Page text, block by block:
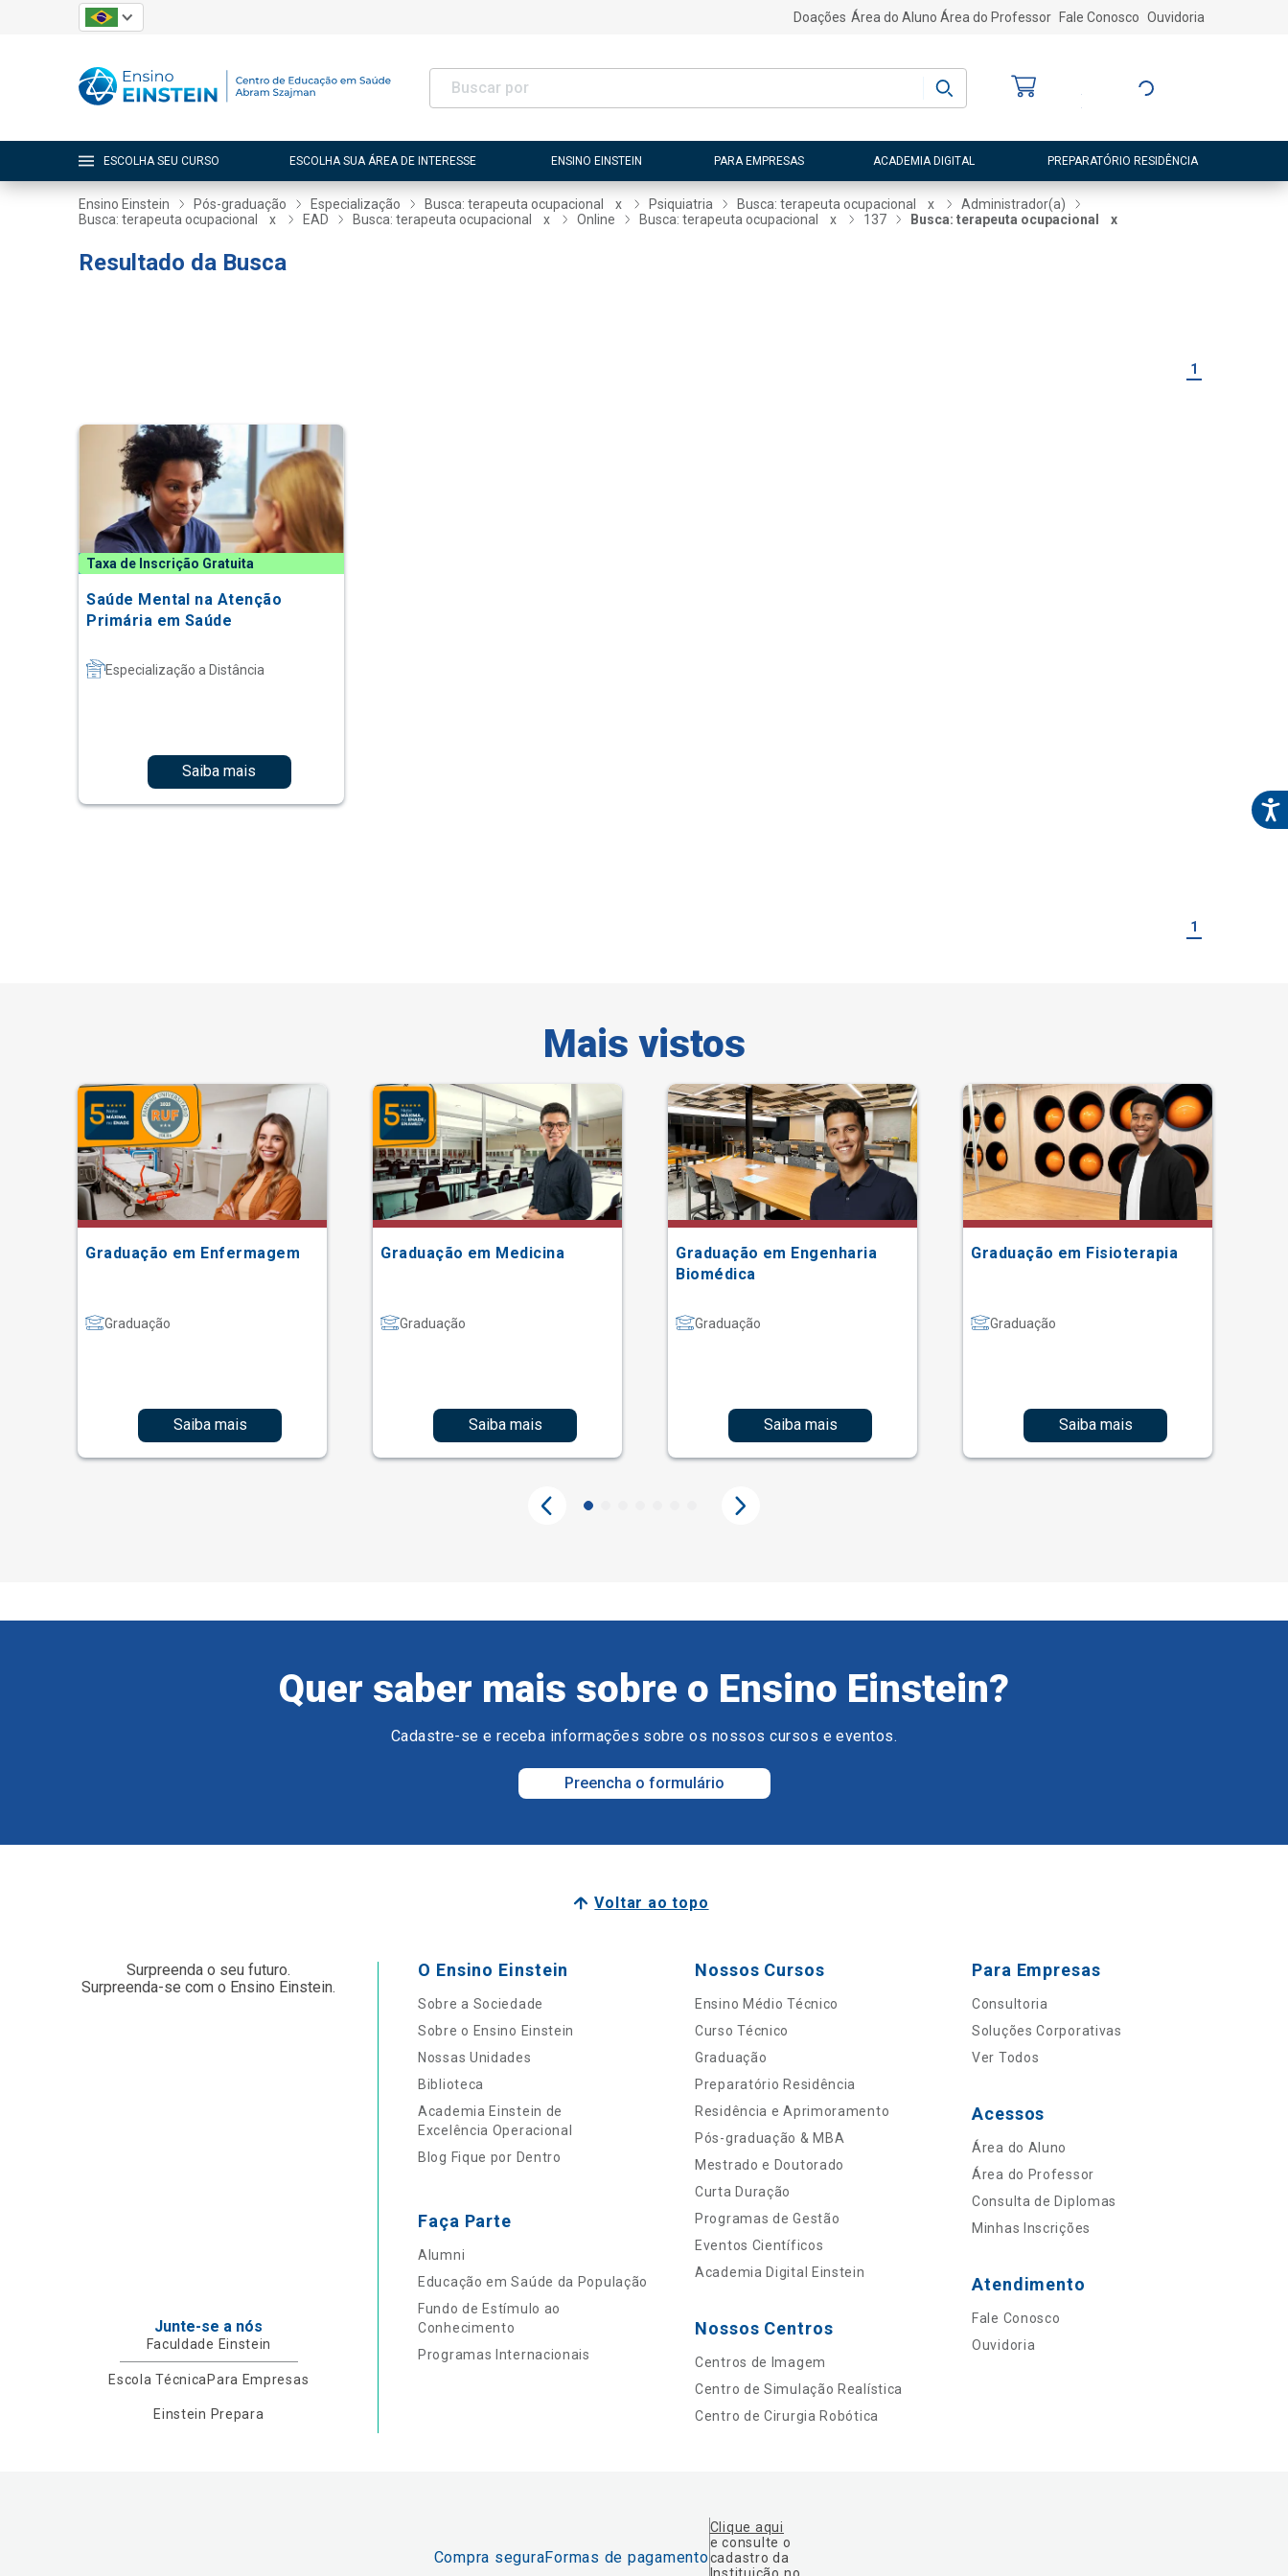
Doações Área do Aluno Área do Professor Fale Conosco Ouvidoria
Entre ou Cadastre-
ESCOLHA SEU CURSO ESCOLHA SUA ÁREA DE INTERESSE ENSINO EINSTEIN PARA EMPRESAS ACADEMIA DIGITAL PREPARATÓRIO RESIDÊNCIA
Ensino Einstein Pós-graduação Especialização Busca: terapeuta ocupacional x Psiquiatria Busca: terapeuta ocupacional x
Administrador(a)
Busca: terapeuta ocupacional
x EAD Busca: terapeuta ocupacional x Online Busca: terapeuta ocupacional x 137 Busca: terapeuta ocupacional x
Resultado da Busca
1
Taxa de Inscrição Gratuita
Saúde Mental na Atenção
Primária em Saúde
Especialização a Distância
Saiba mais
1
Mais vistos
Graduação em Enfermagem
Graduação
Saiba mais
Graduação em Medicina
Graduação
Saiba mais
Graduação em Engenharia
Biomédica
Graduação
Saiba mais
Graduação em Fisioterapia
Graduação
Saiba mais
Quer saber mais sobre o Ensino Einstein?
Cadastre-se e receba informações sobre os nossos cursos e eventos.
Preencha o formulário
Voltar ao topo
Surpreenda o seu futuro.
Surpreenda-se com o Ensino Einstein.
Junte-se a nós
Faculdade Einstein
Escola Técnica Para Empresas
Einstein Prepara
O Ensino Einstein
Sobre a Sociedade
Sobre o Ensino Einstein
Nossas Unidades
Biblioteca
Academia Einstein de
Excelência Operacional
Blog Fique por Dentro
Faça Parte
Alumni
Educação em Saúde da População
Fundo de Estímulo ao
Conhecimento
Programas Internacionais
Nossos Cursos
Ensino Médio Técnico
Curso Técnico
Graduação
Preparatório Residência
Residência e Aprimoramento
Pós-graduação & MBA
Mestrado e Doutorado
Curta Duração
Programas de Gestão
Eventos Científicos
Academia Digital Einstein
Nossos Centros
Centros de Imagem
Centro de Simulação Realística
Centro de Cirurgia Robótica
Para Empresas
Consultoria
Soluções Corporativas
Ver Todos
Acessos
Área do Aluno
Área do Professor
Consulta de Diplomas
Minhas Inscrições
Atendimento
Fale Conosco
Ouvidoria
Compra seguraFormas de pagamento
Clique aqui
e consulte o
cadastro da